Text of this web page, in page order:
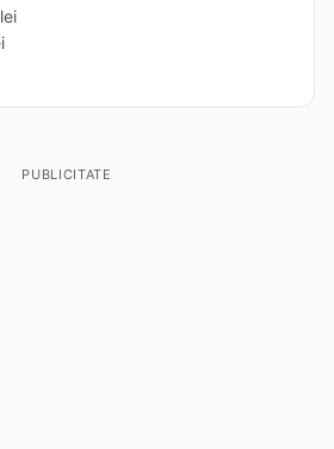
lei
PUBLICITATE